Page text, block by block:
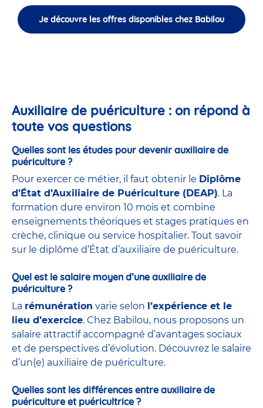
Je découvre les offres disponibles chez Babilou
Auxiliaire de puériculture : on répond à
toute vos questions
Quelles sont les études pour devenir auxiliaire de
puériculture ?
Pour exercer ce métier, il faut obtenir le Diplôme
d’État d’Auxiliaire de Puériculture (DEAP). La
formation dure environ 10 mois et combine
enseignements théoriques et stages pratiques en
crèche, clinique ou service hospitalier. Tout savoir
sur le diplôme d’État d’auxiliaire de puériculture.
Quel est le salaire moyen d’une auxiliaire de
puériculture ?
La rémunération varie selon l’expérience et le
lieu d’exercice. Chez Babilou, nous proposons un
salaire attractif accompagné d’avantages sociaux
et de perspectives d’évolution. Découvrez le salaire
d’un(e) auxiliaire de puériculture.
Quelles sont les différences entre auxiliaire de
puériculture et puéricultrice ?